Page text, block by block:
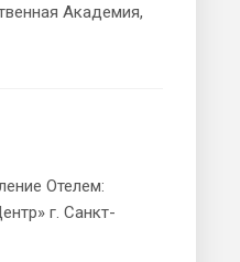
Академия,
Отелем:
г. Санкт-